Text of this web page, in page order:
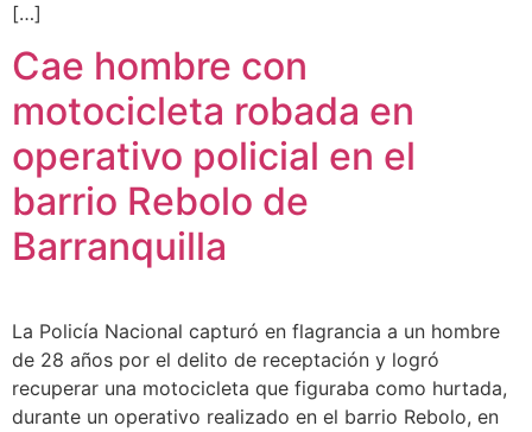
[…]
Cae hombre con
motocicleta robada en
operativo policial en el
barrio Rebolo de
Barranquilla
La Policía Nacional capturó en flagrancia a un hombre
de 28 años por el delito de receptación y logró
recuperar una motocicleta que figuraba como hurtada,
durante un operativo realizado en el barrio Rebolo, en